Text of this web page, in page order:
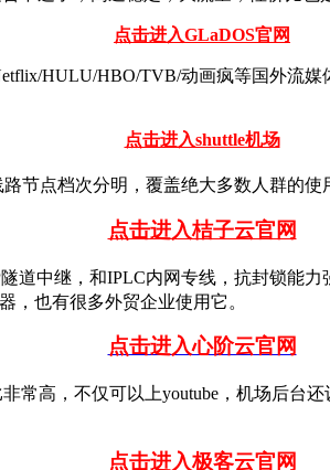
点击进入GLaDOS官网
HULU/HBO/TVB/动画疯等国外流
点击进入shuttle机场
节点档次分明，覆盖绝大多数人群的
点击进入桔子云官网
道中继，和IPLC内网专线，抗封锁能力
，也有很多外贸企业使用它。
点击进入心阶云官网
常高，不仅可以上youtube，机场后
点击进入极客云官网